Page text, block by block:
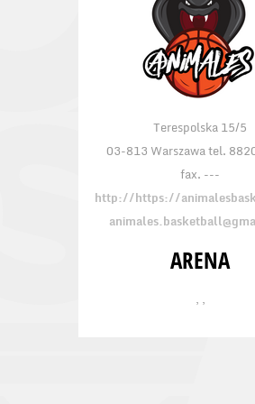
Terespolska 15/5
03-813 Warszawa tel.
fax. ---
http://https://
ARENA
, ,